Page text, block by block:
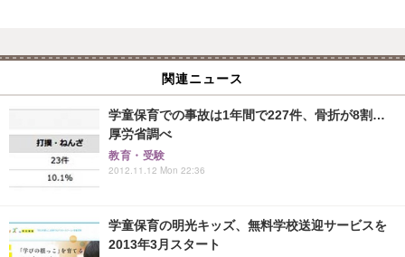
関連ニュース
学童保育での事故は1年間で227件、骨折が8割…
厚労省調べ
教育・受験
2012.11.12 Mon 22:36
学童保育の明光キッズ、無料学校送迎サービスを
2013年3月スタート